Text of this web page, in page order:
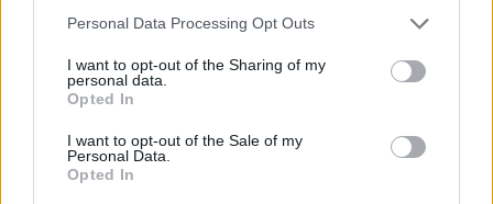
Personal Data Processing Opt Outs
I want to opt-out of the Sharing of my
personal data.
Opted In
I want to opt-out of the Sale of my
Personal Data.
Opted In
vlivu na životní prostředí M. Štingl z Dětí Země říká: "Ta
biologický průzkum".
Šárka Kokošková: Kůrovec není jediným problémem
Šumavy
1.6.2000